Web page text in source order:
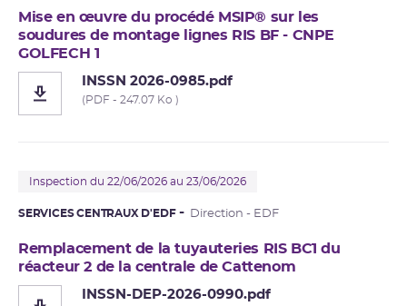
Mise en œuvre du procédé MSIP® sur les
soudures de montage lignes RIS BF - CNPE
GOLFECH 1
INSSN 2026-0985.pdf
(PDF - 247.07 Ko )
Inspection du 22/06/2026 au 23/06/2026
SERVICES CENTRAUX D'EDF Direction - EDF
Remplacement de la tuyauteries RIS BC1 du
réacteur 2 de la centrale de Cattenom
INSSN-DEP-2026-0990.pdf